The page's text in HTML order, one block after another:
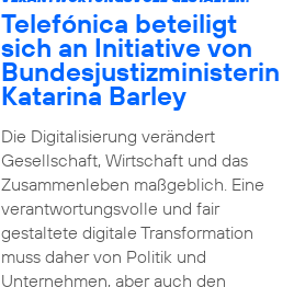
Telefónica beteiligt
sich an Initiative von
Bundesjustizministerin
Katarina Barley
Die Digitalisierung verändert
Gesellschaft, Wirtschaft und das
Zusammenleben maßgeblich. Eine
verantwortungsvolle und fair
gestaltete digitale Transformation
muss daher von Politik und
Unternehmen, aber auch den